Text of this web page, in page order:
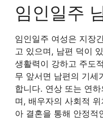
임인일주
임인일주 여성은 지장
고 있으며, 남편 덕이
생활력이 강하고 주도
무 앞서면 남편의 기세
합니다. 연상 또는 연
며, 배우자의 사회적
아 결혼을 통해 안정적